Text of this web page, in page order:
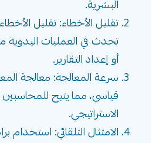
البشرية.
تقليل الأخطاء: تقليل
تحدث في العمليات
أو إعداد التقارير.
سرعة المعالجة: معالجة
قياسي، مما يتيح للمحاسبين
الاستراتيجي.
الامتثال التلقائي: استخدام